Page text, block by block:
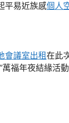
平易近族感個人
會議室出租在此
萬福年夜結緣活